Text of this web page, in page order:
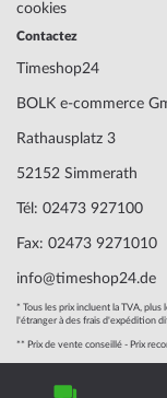
Surface
Verre
Couleur du cadran
Matériau des
Couleur du bracelet
Fermoir
cookies
Contactez
Timeshop24
BOLK e-commerce
Rathausplatz 3
52152 Simmerath
Tél: 02473 927100
Fax: 02473 9271010
info@timeshop24.de
* Tous les prix incluent la TVA,
l'étranger à des frais d'expédition
** Prix de vente conseillé - Prix
© 2004 - 2026,